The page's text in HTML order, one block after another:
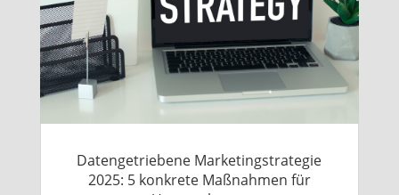
Datengetriebene Marketingstrategie
2025: 5 konkrete Maßnahmen für